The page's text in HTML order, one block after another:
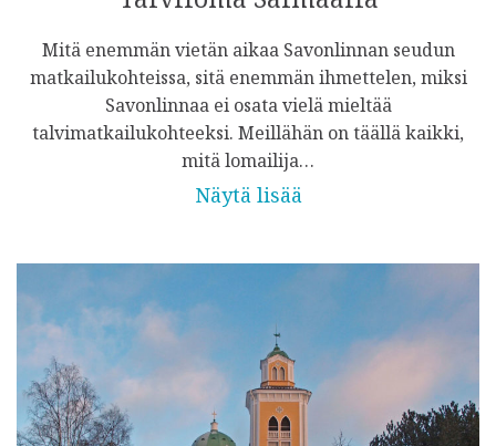
Mitä enemmän vietän aikaa Savonlinnan seudun
matkailukohteissa, sitä enemmän ihmettelen, miksi
Savonlinnaa ei osata vielä mieltää
talvimatkailukohteeksi. Meillähän on täällä kaikki,
mitä lomailija…
Näytä lisää